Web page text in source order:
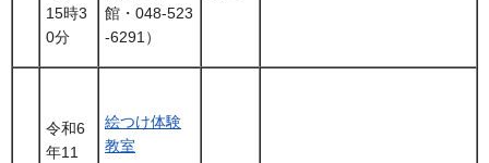
15時3
0分
館・048-523
-6291）
令和6
年11
絵つけ体験
教室